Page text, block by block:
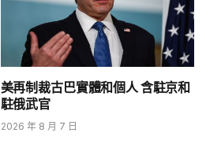
美再制裁古巴實體和個人 含駐京和
駐俄武官
2026 年 8 月 7 日